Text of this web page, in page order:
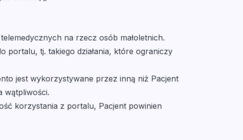
na rzecz osób małoletnich.
portalu, tj. takiego działania, które ograniczy
jest wykorzystywane przez inną niż Pacjent
wątpliwości.
korzystania z portalu, Pacjent powinien